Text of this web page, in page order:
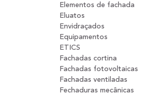
Elementos de fachada
Eluatos
Envidraçados
Equipamentos
ETICS
Fachadas cortina
Fachadas fotovoltaicas
Fachadas ventiladas
Fechaduras mecânicas